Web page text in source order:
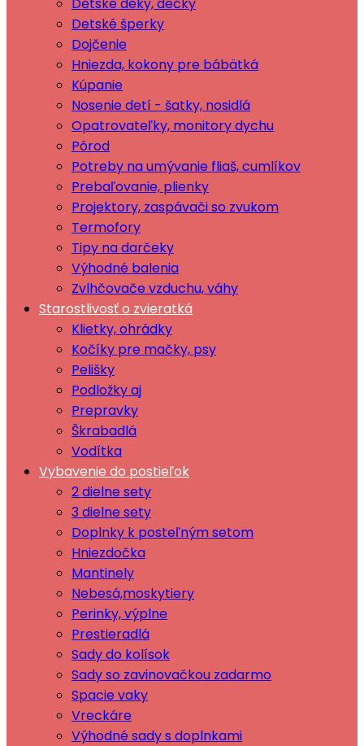
Detské šperky
Dojčenie
Hniezda, kokony pre bábätká
Kúpanie
Nosenie detí - šatky, nosidlá
Opatrovateľky, monitory dychu
Pôrod
Potreby na umývanie fliaš, cumlíkov
Prebaľovanie, plienky
Projektory, zaspávači so zvukom
Termofory
Tipy na darčeky
Výhodné balenia
Zvlhčovače vzduchu, váhy
Starostlivosť o zvieratká
Klietky, ohrádky
Kočíky pre mačky, psy
Pelišky
Podložky aj
Prepravky
Škrabadlá
Vodítka
Vybavenie do postieľok
2 dielne sety
3 dielne sety
Doplnky k posteľným setom
Hniezdočka
Mantinely
Nebesá,moskytiery
Perinky, výplne
Prestieradlá
Sady do kolísok
Sady so zavinovačkou zadarmo
Spacie vaky
Vreckáre
Výhodné sady s doplnkami